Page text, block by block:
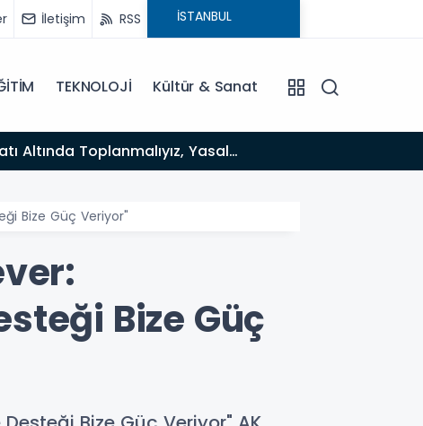
İletişim RSS
TEKNOLOJİ Kültür & Sanat
Bize Güç Veriyor"
Bize Güç